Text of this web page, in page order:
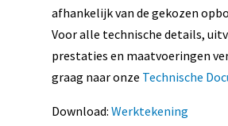
afhankelijk van de gekozen
Voor alle technische details,
prestaties en maatvoeringen
graag naar onze Technische
Download: Werktekening